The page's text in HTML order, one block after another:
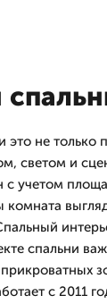
это не только
светом и
с учетом
комната
спальни
с 2011